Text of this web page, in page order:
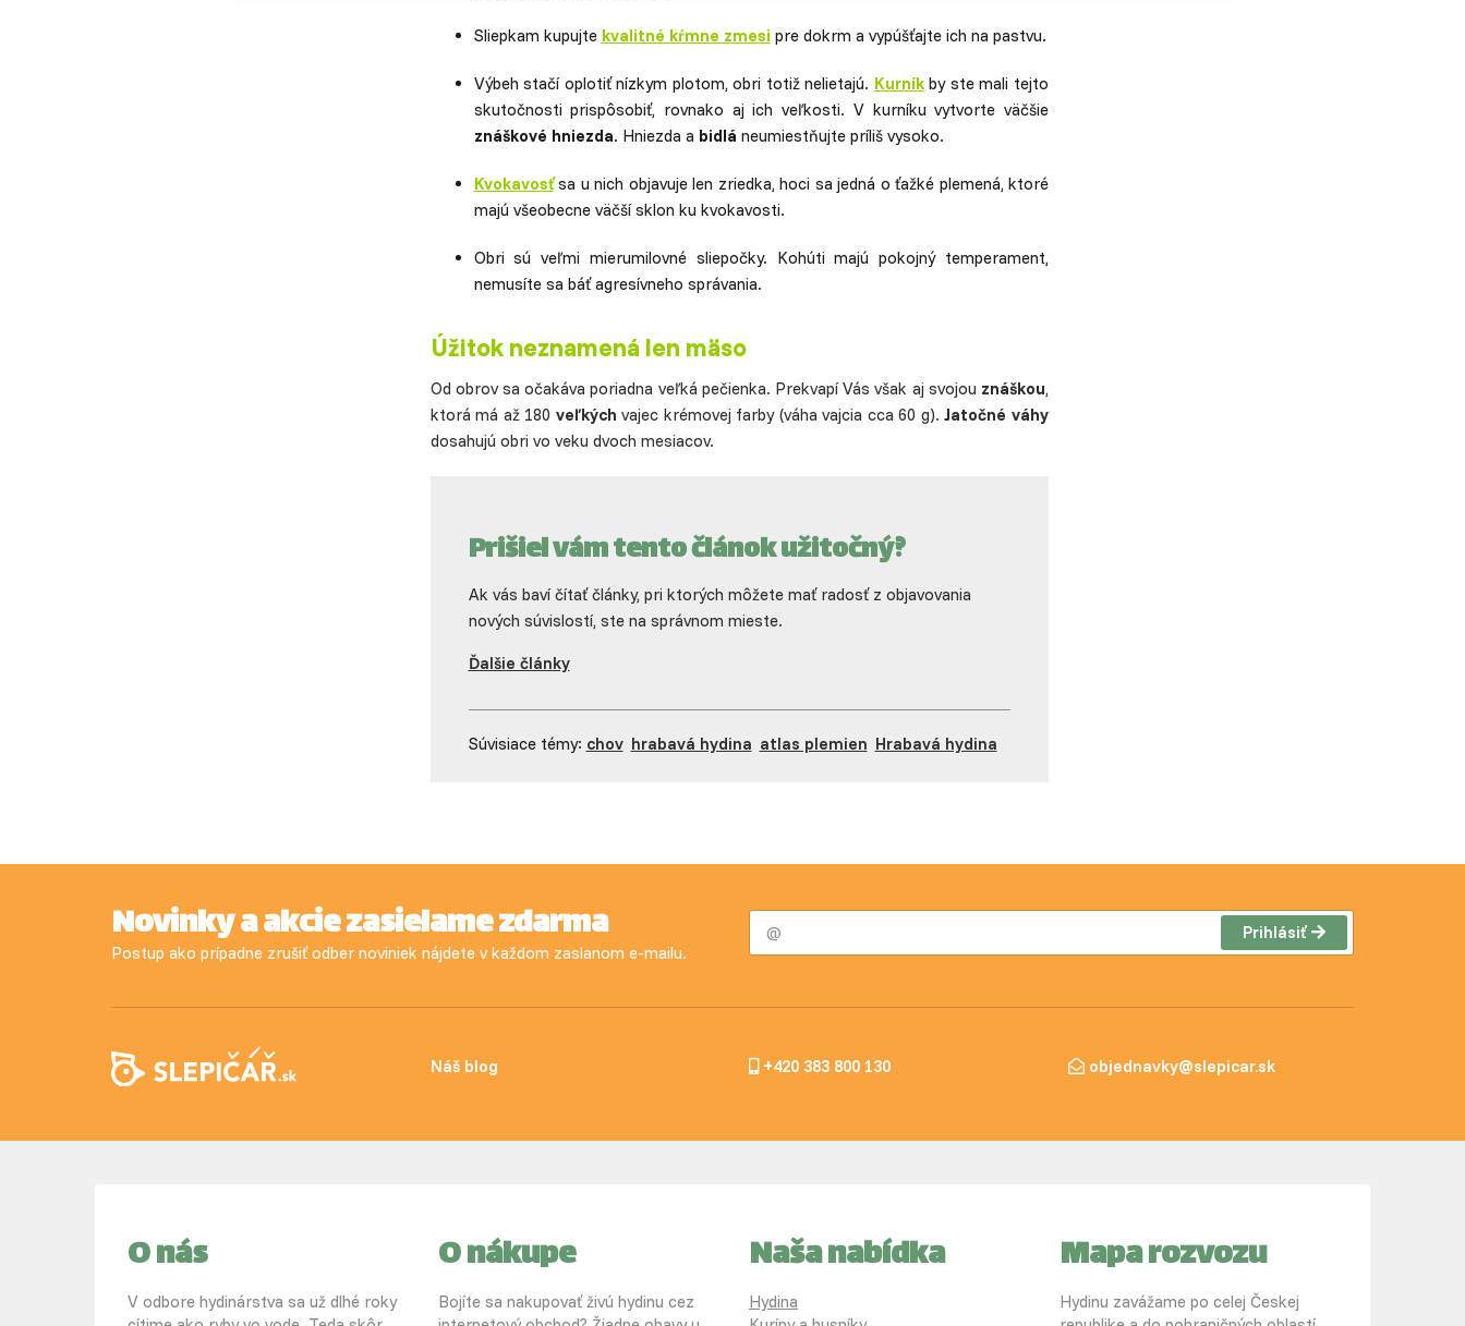
Sliepkam kupujte kvalitné kŕmne zmesi pre dokrm a vypúšťajte ich na pastvu.
Výbeh stačí oplotiť nízkym plotom, obri totiž nelietajú. Kurníkby ste mali tejto
skutočnosti prispôsobiť, rovnako aj ich veľkosti. V kurníku vytvorte väčšie
znáškové hniezda. Hniezda a bidlá neumiestňujte príliš vysoko.
Kvokavosť sa u nich objavuje len zriedka, hoci sa jedná o ťažké plemená, ktoré
majú všeobecne väčší sklon ku kvokavosti.
Obri sú veľmi mierumilovné sliepočky. Kohúti majú pokojný temperament,
nemusíte sa báť agresívneho správania.
Úžitok neznamená len mäso
Od obrov sa očakáva poriadna veľká pečienka. Prekvapí Vás však aj svojou znáškou,
ktorá má až 180 veľkých vajec krémovej farby (váha vajcia cca 60 g).Jatočné váhy
dosahujú obri vo veku dvoch mesiacov.
Prišiel vám tento článok užitočný?
Ak vás baví čítať články, pri ktorých môžete mať radosť z objavovania
nových súvislostí, ste na správnom mieste.
Ďalšie články
Súvisiace témy: chov hrabavá hydina atlas plemien Hrabavá hydina
Novinky a akcie zasielame zdarma
Postup ako prípadne zrušiť odber noviniek nájdete v každom zaslanom e-mailu.
Prihlásiť
Náš blog +420 383 800 130 objednavky@slepicar.sk
O nás
V odbore hydinárstva sa už dlhé roky
O nákupe
Bojíte sa nakupovať živú hydinu cez
Naša nabídka
Hydina
Mapa rozvozu
Hydinu zavážame po celej Českej